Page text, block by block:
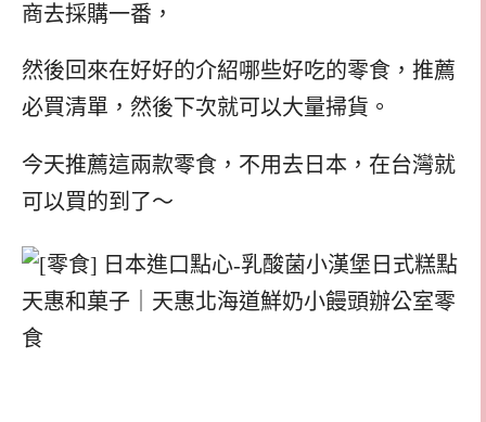
商去採購一番，
然後回來在好好的介紹哪些好吃的零食，推薦
必買清單，然後下次就可以大量掃貨。
今天推薦這兩款零食，不用去日本，在台灣就
可以買的到了～